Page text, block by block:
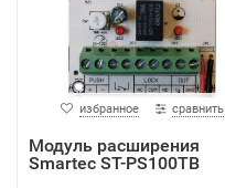
избранное сравнить
Модуль расширения
Smartec ST-PS100TB